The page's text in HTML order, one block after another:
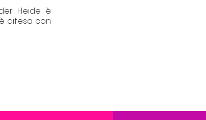
Heide è
difesa con